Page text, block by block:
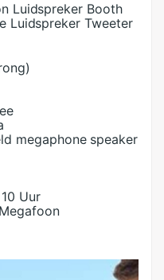
Luidspreker Booth
Luidspreker Tweeter
megaphone speaker
Uur